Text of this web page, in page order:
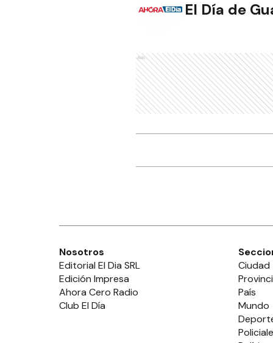
El Día de
Ads
Nosotros
Editorial El Dia SRL
Edición Impresa
Ahora Cero Radio
Club El Día
Ciudad
País
Mundo